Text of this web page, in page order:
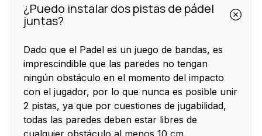
¿Puedo instalar dos pistas de pádel
juntas?
Dado que el Padel es un juego de bandas, es
imprescindible que las paredes no tengan
ningún obstáculo en el momento del impacto
con el jugador, por lo que nunca es posible unir
2 pistas, ya que por cuestiones de jugabilidad,
todas las paredes deben estar libres de